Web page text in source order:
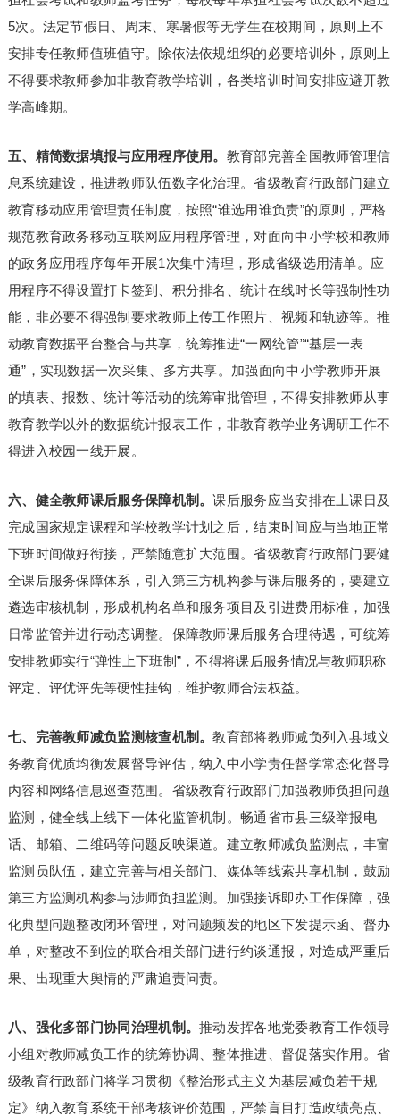
5次。法定节假日、周末、寒暑假等无学生在校期间，原则上不
安排专任教师值班值守。除依法依规组织的必要培训外，原则上
不得要求教师参加非教育教学培训，各类培训时间安排应避开教
学高峰期。
五、精简数据填报与应用程序使用。 教育部完善全国教师管理信
息系统建设，推进教师队伍数字化治理。省级教育行政部门建立
教育移动应用管理责任制度，按照“谁选用谁负责”的原则，严格
规范教育政务移动互联网应用程序管理，对面向中小学校和教师
的政务应用程序每年开展1次集中清理，形成省级选用清单。应
用程序不得设置打卡签到、积分排名、统计在线时长等强制性功
能，非必要不得强制要求教师上传工作照片、视频和轨迹等。推
动教育数据平台整合与共享，统筹推进“一网统管”“基层一表
通”，实现数据一次采集、多方共享。加强面向中小学教师开展
的填表、报数、统计等活动的统筹审批管理，不得安排教师从事
教育教学以外的数据统计报表工作，非教育教学业务调研工作不
得进入校园一线开展。
六、健全教师课后服务保障机制。课后服务应当安排在上课日及
完成国家规定课程和学校教学计划之后，结束时间应与当地正常
下班时间做好衔接，严禁随意扩大范围。省级教育行政部门要健
全课后服务保障体系，引入第三方机构参与课后服务的，要建立
遴选审核机制，形成机构名单和服务项目及引进费用标准，加强
日常监管并进行动态调整。保障教师课后服务合理待遇，可统筹
安排教师实行“弹性上下班制”，不得将课后服务情况与教师职称
评定、评优评先等硬性挂钩，维护教师合法权益。
七、完善教师减负监测核查机制。教育部将教师减负列入县域义
务教育优质均衡发展督导评估，纳入中小学责任督学常态化督导
内容和网络信息巡查范围。省级教育行政部门加强教师负担问题
监测，健全线上线下一体化监管机制。畅通省市县三级举报电
话、邮箱、二维码等问题反映渠道。建立教师减负监测点，丰富
监测员队伍，建立完善与相关部门、媒体等线索共享机制，鼓励
第三方监测机构参与涉师负担监测。加强接诉即办工作保障，强
化典型问题整改闭环管理，对问题频发的地区下发提示函、督办
单，对整改不到位的联合相关部门进行约谈通报，对造成严重后
果、出现重大舆情的严肃追责问责。
八、强化多部门协同治理机制。推动发挥各地党委教育工作领导
小组对教师减负工作的统筹协调、整体推进、督促落实作用。省
级教育行政部门将学习贯彻《整治形式主义为基层减负若干规
定》纳入教育系统干部考核评价范围，严禁盲目打造政绩亮点、